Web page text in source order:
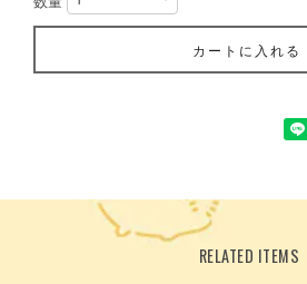
カートに入れる
RELATED ITEMS